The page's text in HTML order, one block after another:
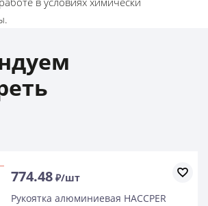
774.48₽/шт
Рукоятка алюминиевая HACCPER